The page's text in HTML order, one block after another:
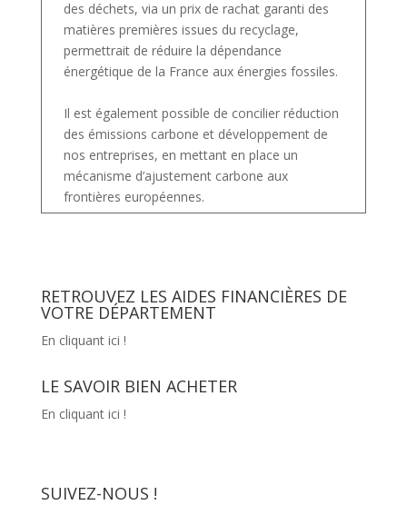
des déchets, via un prix de rachat garanti des
matières premières issues du recyclage,
permettrait de réduire la dépendance
énergétique de la France aux énergies fossiles.
Il est également possible de concilier réduction
des émissions carbone et développement de
nos entreprises, en mettant en place un
mécanisme d’ajustement carbone aux
frontières européennes.
RETROUVEZ LES AIDES FINANCIÈRES DE
VOTRE DÉPARTEMENT
En cliquant ici !
LE SAVOIR BIEN ACHETER
En cliquant ici !
SUIVEZ-NOUS !